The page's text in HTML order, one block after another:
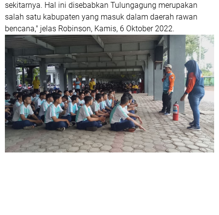
sekitarnya. Hal ini disebabkan Tulungagung merupakan
salah satu kabupaten yang masuk dalam daerah rawan
bencana," jelas Robinson, Kamis, 6 Oktober 2022.